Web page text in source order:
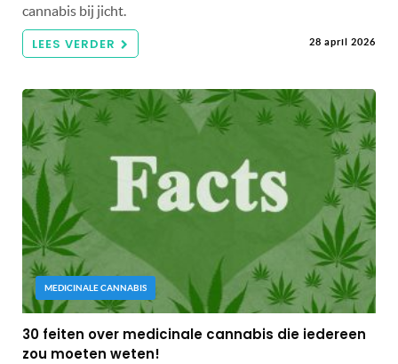
cannabis bij jicht.
LEES VERDER 28 april 2026
MEDICINALE CANNABIS
30 feiten over medicinale cannabis die iedereen
zou moeten weten!